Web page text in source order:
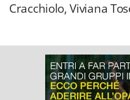
Cracchiolo, Viviana